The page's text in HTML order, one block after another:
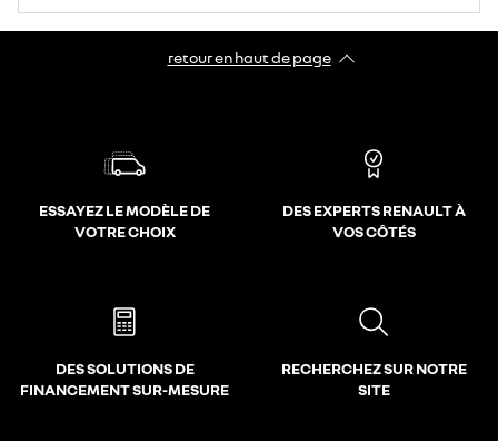
retour en haut de page​
ESSAYEZ LE MODÈLE DE
VOTRE CHOIX
DES EXPERTS RENAULT À
VOS CÔTÉS
DES SOLUTIONS DE
FINANCEMENT SUR-MESURE
RECHERCHEZ SUR NOTRE
SITE